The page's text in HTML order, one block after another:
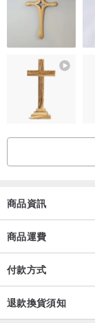
商品資訊
商品運費
付款方式
退款換貨須知